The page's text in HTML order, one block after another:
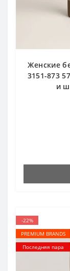
Женские
3151-873
и
-22%
PREMIUM BRANDS
Последняя пара